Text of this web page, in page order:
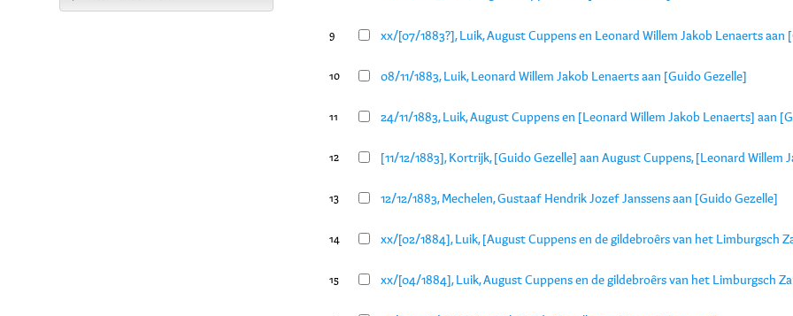
9 xx/[07/1883?], Luik, August Cuppens en Leonard Willem Jakob Lenaerts aan
10 08/11/1883, Luik, Leonard Willem Jakob Lenaerts aan [Guido Gezelle]
11 24/11/1883, Luik, August Cuppens en [Leonard Willem Jakob Lenaerts] aan
12 [11/12/1883], Kortrijk, [Guido Gezelle] aan August Cuppens, [Leonard Willem
13 12/12/1883, Mechelen, Gustaaf Hendrik Jozef Janssens aan [Guido Gezelle]
14 xx/[02/1884], Luik, [August Cuppens en de gildebroêrs van het Limburgsch
15 xx/[04/1884], Luik, August Cuppens en de gildebroêrs van het Limburgsch